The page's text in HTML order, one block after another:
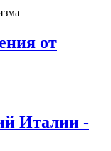
от
Италии -